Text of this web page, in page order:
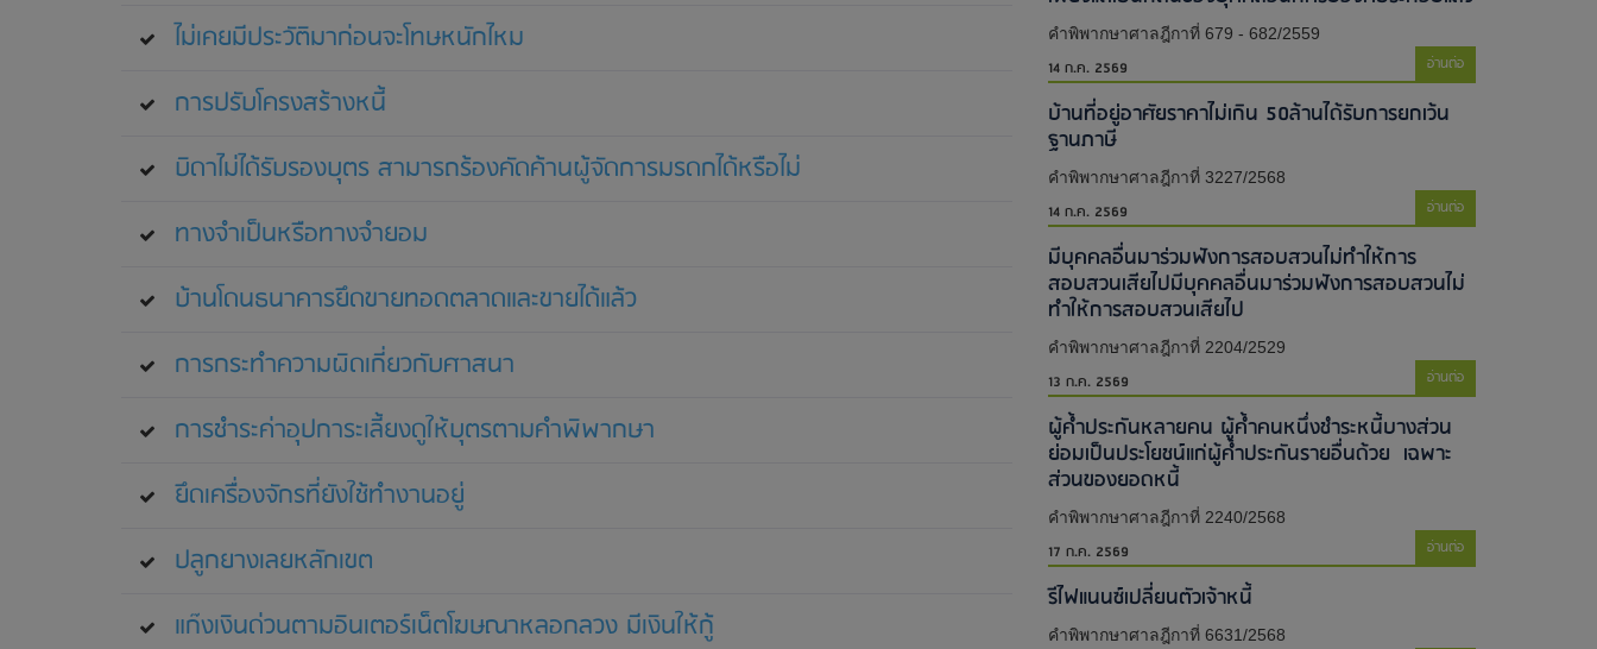
ไม่เคยมีประวัติมาก่อนจะโทษหนักไหม
การปรับโครงสร้างหนี้
บิดาไม่ได้รับรองบุตร สามารถร้องคัดค้านผู้จัดการมรดกได้หรือไม่
ทางจำเป็นหรือทางจำยอม
บ้านโดนธนาคารยึดขายทอดตลาดและขายได้แล้ว
การกระทำความผิดเกี่ยวกับศาสนา
การชำระค่าอุปการะเลี้ยงดูให้บุตรตามคำพิพากษา
ยึดเครื่องจักรที่ยังใช้ทำงานอยู่
ปลูกยางเลยหลักเขต
แก๊งเงินด่วนตามอินเตอร์เน็ตโฆษณาหลอกลวง มีเงินให้กู้
คำพิพากษาศาลฎีกาที่ 679 - 682/2559
14 ก.ค. 2569 อ่านต่อ
บ้านที่อยู่อาศัยราคาไม่เกิน 50ล้านได้รับการยกเว้น
ฐานภาษี
คำพิพากษาศาลฎีกาที่ 3227/2568
14 ก.ค. 2569 อ่านต่อ
มีบุคคลอื่นมาร่วมฟังการสอบสวนไม่ทำให้การ
สอบสวนเสียไป​มีบุคคลอื่นมาร่วมฟังการสอบสวนไม่
ทำให้การสอบสวนเสียไป​
คำพิพากษาศาลฎีกาที่ 2204/2529
13 ก.ค. 2569 อ่านต่อ
ผู้ค้ำประกันหลายคน ผู้ค้ำคนหนึ่งชำระหนี้บางส่วน
ย่อมเป็นประโยชน์แก่ผู้ค้ำประกันรายอื่นด้วย เฉพาะ
ส่วนของยอดหนี้
คำพิพากษาศาลฎีกาที่ 2240/2568
17 ก.ค. 2569 อ่านต่อ
รีไฟแนนซ์เปลี่ยนตัวเจ้าหนี้
คำพิพากษาศาลฎีกาที่ 6631/2568